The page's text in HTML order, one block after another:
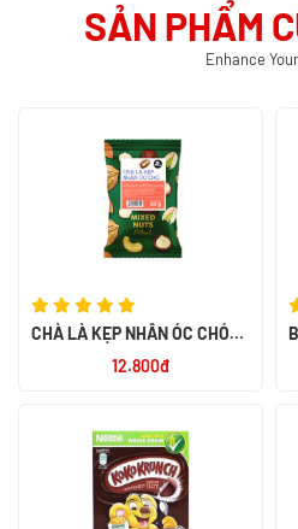
SẢN PHẨM
Enhance
CHÀ LÀ KẸP NHÂN ÓC CHÓ
MIX NUTS 60G - SMILE NUTS
12.800đ